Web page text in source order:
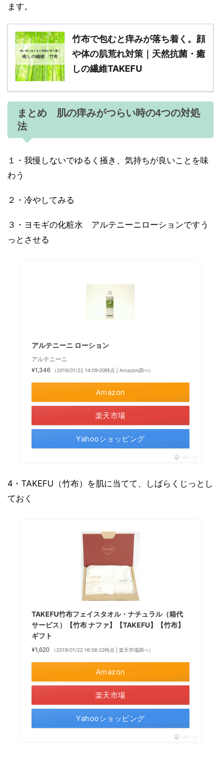
ます。
竹布で包むと痒みが落ち着く。顔
や体の肌荒れ対策｜天然抗菌・癒
しの繊維TAKEFU
まとめ 肌の痒みがつらい時の4つの対処
法
１・我慢しないでゆるく掻き、気持ちが良いことを味
わう
２・冷やしてみる
３・ヨモギの化粧水 アルテニーニローションですう
っとさせる
アルテニーニ ローション
アルテニーニ
¥1,346
（2019/01/22 14:09:00時点 | Amazon調べ）
Amazon
楽天市場
Yahooショッピング
ポチップ
4・TAKEFU（竹布）を肌に当てて、しばらくじっとし
ておく
TAKEFU竹布フェイスタオル・ナチュラル（箱代
サービス）【竹布 ナファ】【TAKEFU】【竹布】
ギフト
¥1,620 （2019/01/22 16:58:22時点 | 楽天市場調べ）
Amazon
楽天市場
Yahooショッピング
ポチップ